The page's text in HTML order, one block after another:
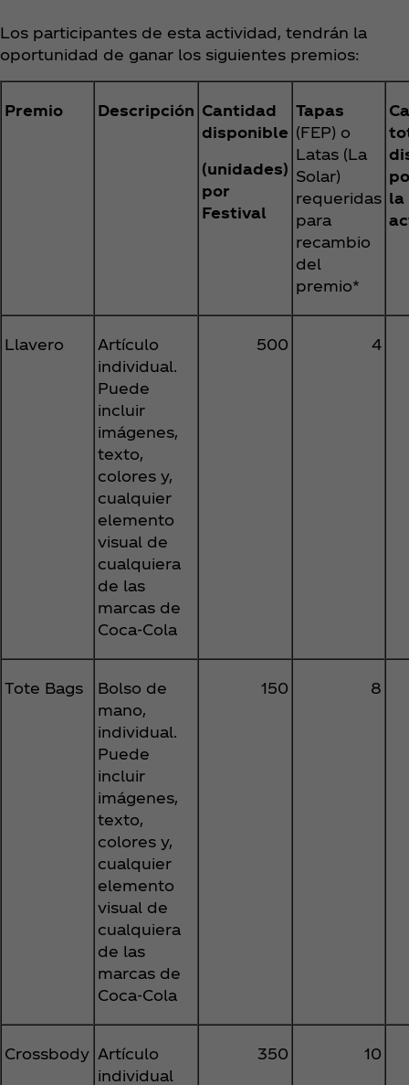
Los participantes de esta actividad, tendrán la
oportunidad de ganar los siguientes premios:
Premio Descripción Cantidad
disponible
(unidades)
por
Festival
Tapas
(FEP) o
Latas (La
Solar)
requeridas
para
recambio
del
premio*
la
Llavero
Artículo
individual.
Puede
incluir
imágenes,
texto,
colores y,
cualquier
elemento
visual de
cualquiera
de las
marcas de
Coca‑Cola
500 4
Tote Bags
Bolso de
mano,
individual.
Puede
incluir
imágenes,
texto,
colores y,
cualquier
elemento
visual de
cualquiera
de las
marcas de
Coca‑Cola
150 8
Crossbody Artículo
individual
350 10